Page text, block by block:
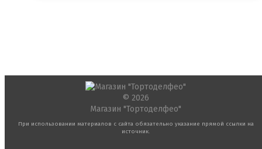
© 2026
Магазин "Тортоделфео"
При использовании материалов с сайта обязательно указание прямой ссылки на
источник.